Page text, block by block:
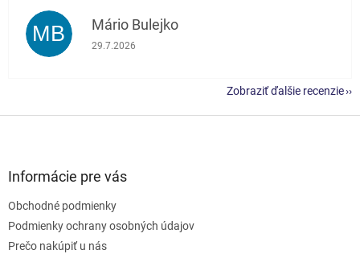
MB Mário Bulejko
Hodnotenie obchodu je 5 z 5 hviezdičiek.
29.7.2026
Zobraziť ďalšie recenzie
Informácie pre vás
Obchodné podmienky
Podmienky ochrany osobných údajov
Prečo nakúpiť u nás